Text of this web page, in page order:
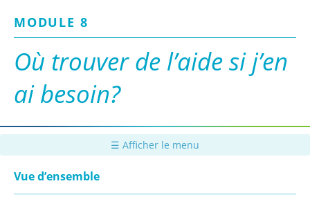
contenu
principal
MODULE 8
Où trouver de l’aide si j’en
ai besoin?
☰ Afficher le menu
Vue d’ensemble